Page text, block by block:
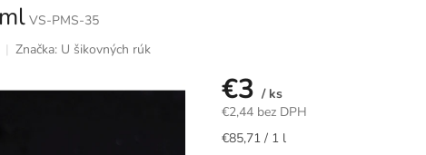
VS-PMS-35
Značka: U šikovných rúk
€3 / ks
€2,44 bez DPH
Jednotková
€85,71 / 1 l